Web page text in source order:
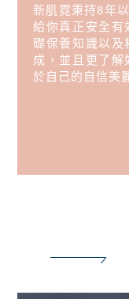
新肌霓秉持8年
給你真正安全
礎保養知識以及
成，並且更了解
於自己的自信美